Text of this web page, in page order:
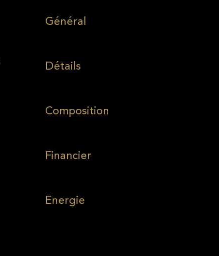
Général
Détails
Composition
Financier
Energie